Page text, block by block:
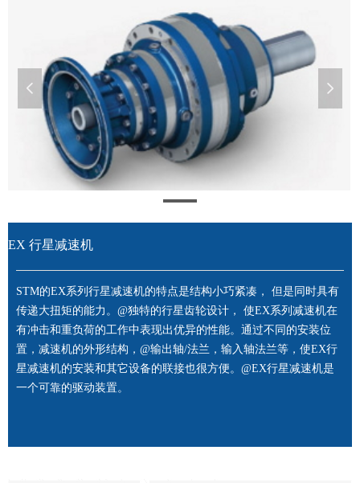
넳 넲
EX 行星减速机
STM的EX系列行星减速机的特点是结构小巧紧凑， 但是同时具有
传递大扭矩的能力。@独特的行星齿轮设计， 使EX系列减速机在
有冲击和重负荷的工作中表现出优异的性能。通过不同的安装位
置，减速机的外形结构，@输出轴/法兰，输入轴法兰等，使EX行
星减速机的安装和其它设备的联接也很方便。@EX行星减速机是
一个可靠的驱动装置。